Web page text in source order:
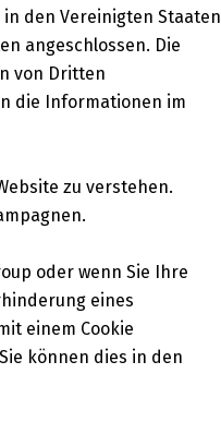
den Vereinigten Staaten
angeschlossen. Die
von Dritten
die Informationen im
zu verstehen.
oder wenn Sie Ihre
eines
einem Cookie
können dies in den